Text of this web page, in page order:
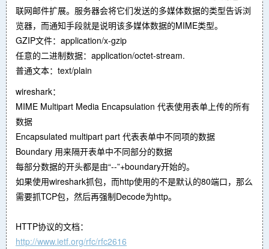
联网邮件扩展。服务器会将它们发送的多媒体数据的类型告诉浏
览器，而通知手段就是说明该多媒体数据的MIME类型。
GZIP文件：application/x-gzip
任意的二进制数据：application/octet-stream.
普通文本：text/plain
wireshark：
MIME Multipart Media Encapsulation 代表使用表单上传的所有
数据
Encapsulated multipart part 代表表单中不同项的数据
Boundary 用来隔开表单中不同部分的数据
每部分数据的开头都是由“--”+boundary开始的。
如果使用wireshark抓包，而http使用的不是默认的80端口，那么
需要抓TCP包，然后再强制Decode为http。
HTTP协议的文档：
http://www.ietf.org/rfc/rfc2616